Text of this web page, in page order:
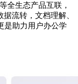
全生态产品互联，
流转，文档理解、
是助力用户办公学